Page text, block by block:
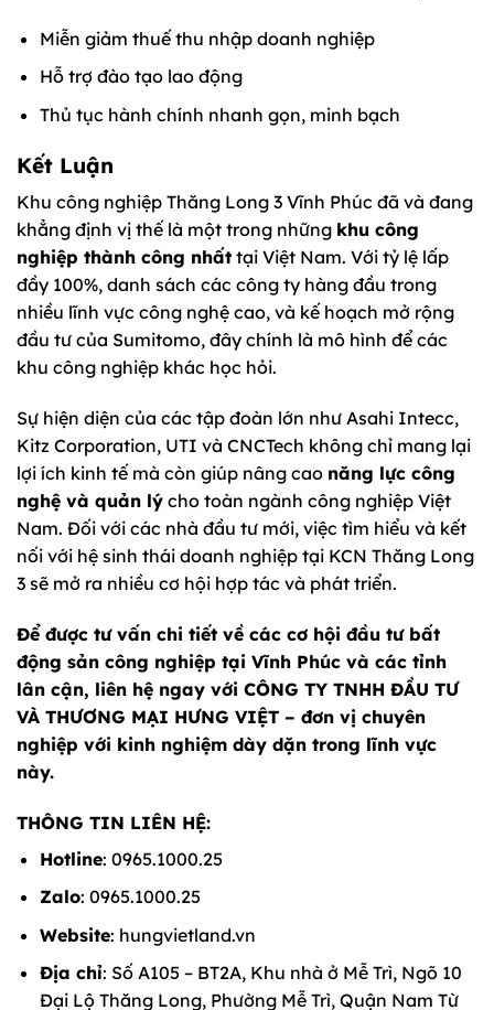
Miễn giảm thuế thu nhập doanh nghiệp
Hỗ trợ đào tạo lao động
Thủ tục hành chính nhanh gọn, minh bạch
Kết Luận
Khu công nghiệp Thăng Long 3 Vĩnh Phúc đã và đang
khẳng định vị thế là một trong những khu công
nghiệp thành công nhất tại Việt Nam. Với tỷ lệ lấp
đầy 100%, danh sách các công ty hàng đầu trong
nhiều lĩnh vực công nghệ cao, và kế hoạch mở rộng
đầu tư của Sumitomo, đây chính là mô hình để các
khu công nghiệp khác học hỏi.
Sự hiện diện của các tập đoàn lớn như Asahi Intecc,
Kitz Corporation, UTI và CNCTech không chỉ mang lại
lợi ích kinh tế mà còn giúp nâng cao năng lực công
nghệ và quản lý cho toàn ngành công nghiệp Việt
Nam. Đối với các nhà đầu tư mới, việc tìm hiểu và kết
nối với hệ sinh thái doanh nghiệp tại KCN Thăng Long
3 sẽ mở ra nhiều cơ hội hợp tác và phát triển.
Để được tư vấn chi tiết về các cơ hội đầu tư bất
động sản công nghiệp tại Vĩnh Phúc và các tỉnh
lân cận, liên hệ ngay với CÔNG TY TNHH ĐẦU TƯ
VÀ THƯƠNG MẠI HƯNG VIỆT – đơn vị chuyên
nghiệp với kinh nghiệm dày dặn trong lĩnh vực
này.
THÔNG TIN LIÊN HỆ:
Hotline: 0965.1000.25
Zalo: 0965.1000.25
Website: hungvietland.vn
Địa chỉ: Số A105 – BT2A, Khu nhà ở Mễ Trì, Ngõ 10
Đại Lộ Thăng Long, Phường Mễ Trì, Quận Nam Từ